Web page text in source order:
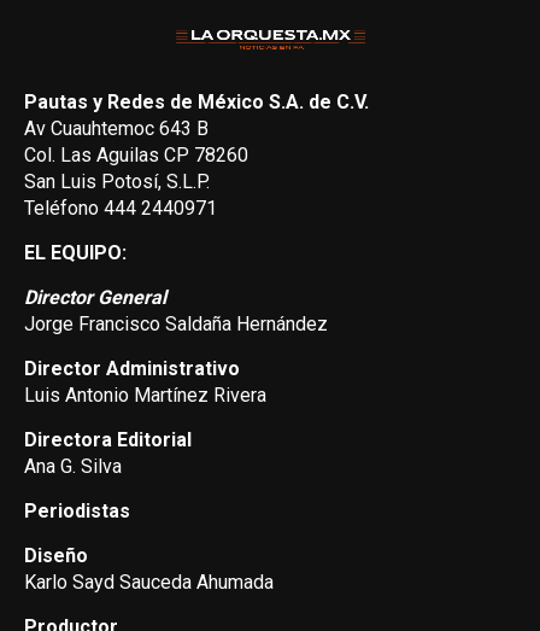
Pautas y Redes de México S.A. de C.V.
Av Cuauhtemoc 643 B
Col. Las Aguilas CP 78260
San Luis Potosí, S.L.P.
Teléfono 444 2440971
EL EQUIPO:
Director General
Jorge Francisco Saldaña Hernández
Director Administrativo
Luis Antonio Martínez Rivera
Directora Editorial
Ana G. Silva
Periodistas
Diseño
Karlo Sayd Sauceda Ahumada